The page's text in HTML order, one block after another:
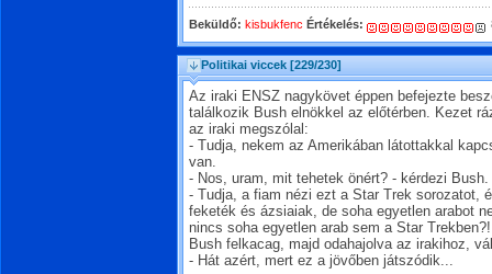
Beküldő: kisbukfenc Értékelés:
Politikai viccek [229/230]
Az iraki ENSZ nagykövet éppen befejezte
találkozik Bush elnökkel az előtérben. Kezet
az iraki megszólal:
- Tudja, nekem az Amerikában látottakkal
van.
- Nos, uram, mit tehetek önért? - kérdezi Bush.
- Tudja, a fiam nézi ezt a Star Trek sorozatot,
feketék és ázsiaiak, de soha egyetlen arabot
nincs soha egyetlen arab sem a Star Trekben?!
Bush felkacag, majd odahajolva az irakihoz,
- Hát azért, mert ez a jövőben játszódik...